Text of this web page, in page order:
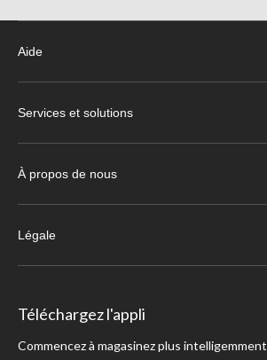
Aide
Services et solutions
À propos de nous
Légale
Téléchargez l'appli
Commencez à magasinez plus intelligemment